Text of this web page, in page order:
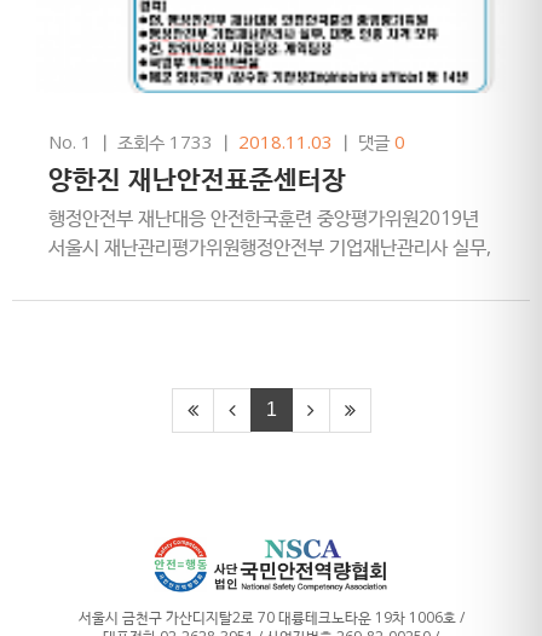
No. 1 ㅣ 조회수 1733 ㅣ 2018.11.03 ㅣ 댓글0
양한진 재난안전표준센터장
행정안전부 재난대응 안전한국훈련 중앙평가위원2019년
서울시 재난관리평가위원행정안전부 기업재난관리사 실무,
1
서울시 금천구 가산디지탈2로 70 대륭테크노타운 19차 1006호 /